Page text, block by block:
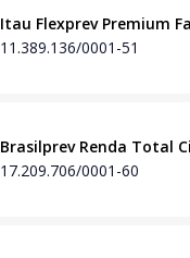
Itau Flexprev Premium
11.389.136/0001-51
Brasilprev Renda Total
17.209.706/0001-60